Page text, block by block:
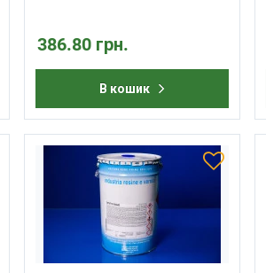
386.80 грн.
В кошик